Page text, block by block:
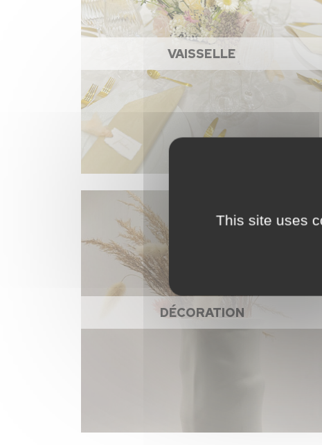
VAISSELLE
DÉCORATION
This site uses